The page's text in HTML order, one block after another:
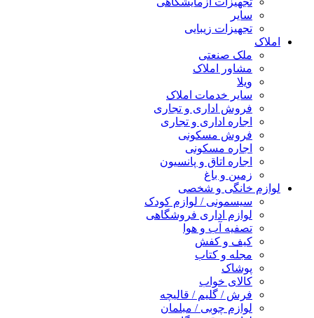
سایر
تجهیزات زیبایی
املاک
ملک صنعتی
مشاور املاک
ویلا
سایر خدمات املاک
فروش اداری و تجاری
اجاره اداری و تجاری
فروش مسکونی
اجاره مسکونی
اجاره اتاق و پانسیون
زمین و باغ
لوازم خانگی و شخصی
سیسمونی / لوازم کودک
لوازم اداری فروشگاهی
تصفیه آب و هوا
کیف و کفش
مجله و کتاب
پوشاک
کالای خواب
فرش / گلیم / قالیچه
لوازم چوبی / مبلمان